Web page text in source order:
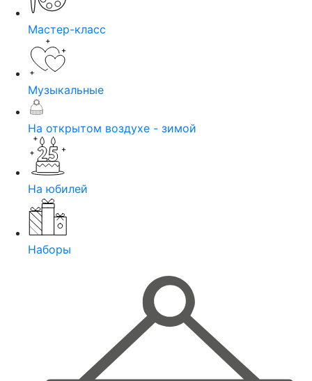
Мастер-класс
Музыкальные
На открытом воздухе - зимой
На юбилей
Наборы